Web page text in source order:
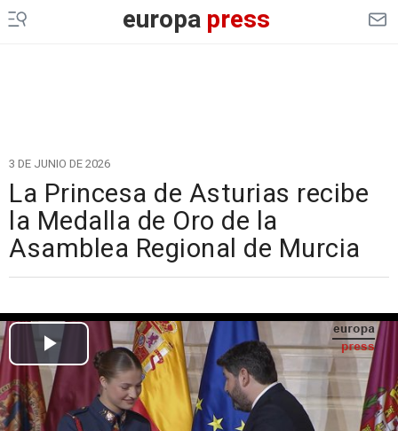
europapress
3 DE JUNIO DE 2026
La Princesa de Asturias recibe
la Medalla de Oro de la
Asamblea Regional de Murcia